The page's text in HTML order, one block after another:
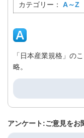
カテゴリー： A～Z
「日本産業規格」の
略。
アンケート:ご意見をお